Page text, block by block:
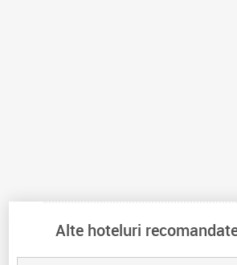
Alte hoteluri